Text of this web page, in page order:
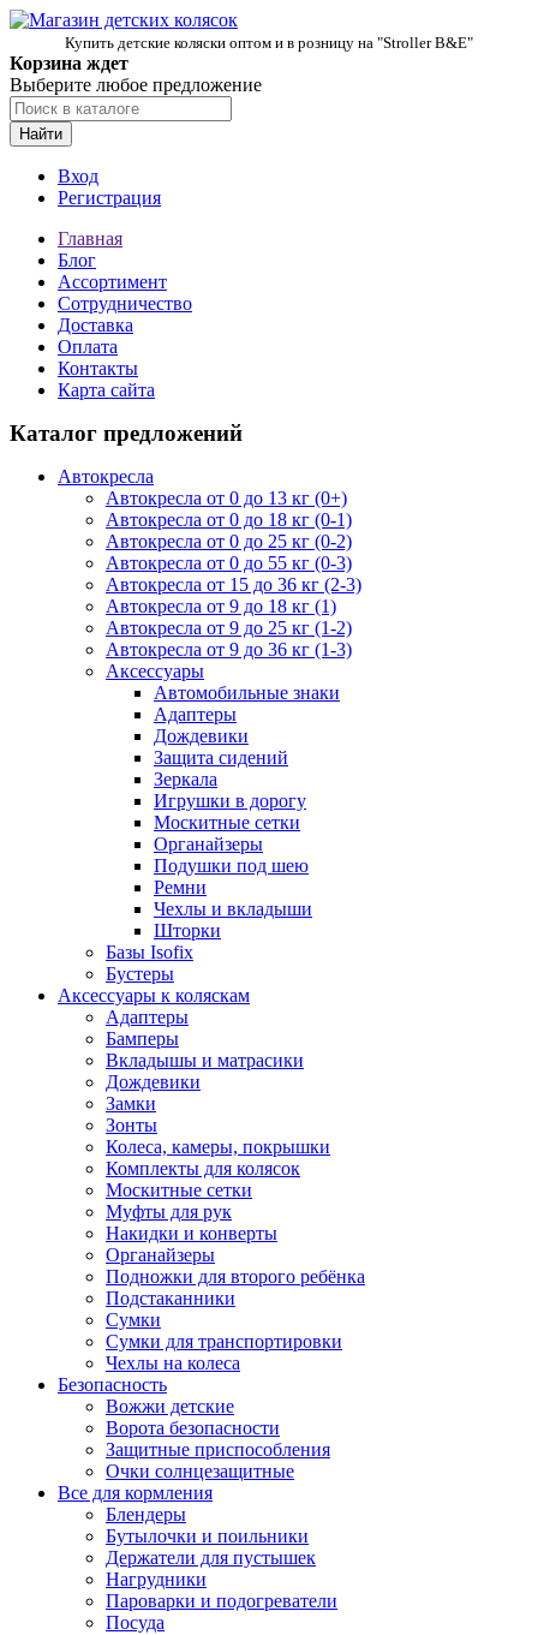
Купить детские коляски оптом и в розницу на "Stroller B&E"
Корзина ждет
Выберите любое предложение
Найти
Вход
Регистрация
Главная
Блог
Ассортимент
Сотрудничество
Доставка
Оплата
Контакты
Карта сайта
Каталог предложений
Автокресла
Автокресла от 0 до 13 кг (0+)
Автокресла от 0 до 18 кг (0-1)
Автокресла от 0 до 25 кг (0-2)
Автокресла от 0 до 55 кг (0-3)
Автокресла от 15 до 36 кг (2-3)
Автокресла от 9 до 18 кг (1)
Автокресла от 9 до 25 кг (1-2)
Автокресла от 9 до 36 кг (1-3)
Аксессуары
Автомобильные знаки
Адаптеры
Дождевики
Защита сидений
Зеркала
Игрушки в дорогу
Москитные сетки
Органайзеры
Подушки под шею
Ремни
Чехлы и вкладыши
Шторки
Базы Isofix
Бустеры
Аксессуары к коляскам
Адаптеры
Бамперы
Вкладышы и матрасики
Дождевики
Замки
Зонты
Колеса, камеры, покрышки
Комплекты для колясок
Москитные сетки
Муфты для рук
Накидки и конверты
Органайзеры
Подножки для второго ребёнка
Подстаканники
Сумки
Сумки для транспортировки
Чехлы на колеса
Безопасность
Вожжи детские
Ворота безопасности
Защитные приспособления
Очки солнцезащитные
Все для кормления
Блендеры
Бутылочки и поильники
Держатели для пустышек
Нагрудники
Пароварки и подогреватели
Посуда